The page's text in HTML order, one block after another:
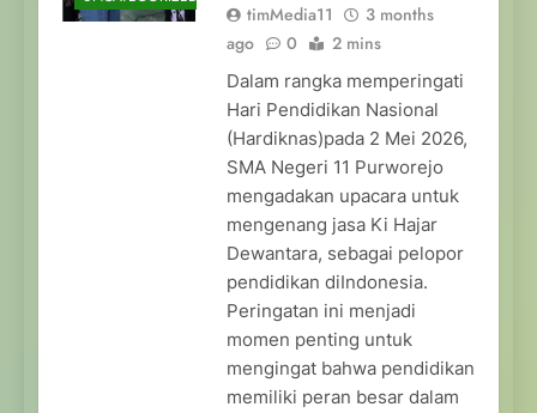
timMedia11
3 months
ago
0 2 mins
Dalam rangka memperingati
Hari Pendidikan Nasional
(Hardiknas)pada 2 Mei 2026,
SMA Negeri 11 Purworejo
mengadakan upacara untuk
mengenang jasa Ki Hajar
Dewantara, sebagai pelopor
pendidikan diIndonesia.
Peringatan ini menjadi
momen penting untuk
mengingat bahwa pendidikan
memiliki peran besar dalam